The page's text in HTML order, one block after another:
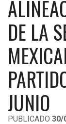
LIGA DE
LEAGUES CUP
UEFA EUROPA
UEFA
MLS
COPA
COPA
LIGA BETPLAY
RAIDERS
CHARGERS
RAVENS
BENGALS
CAVALIERS
PISTONS
PACERS
BUCKS
DE LA
JUNIO
PUBLICADO 30/